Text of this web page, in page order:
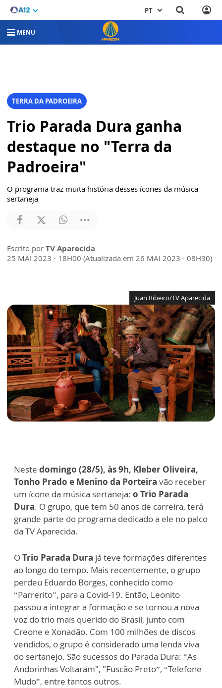
PT
MENU
TERRA DA PADROEIRA
Trio Parada Dura ganha
destaque no "Terra da
Padroeira"
O programa traz muita história desses ícones da música
sertaneja
Escrito por TV Aparecida
25 MAI 2023 - 18H00 (Atualizada em 26 MAI 2023 - 08H30)
Juan Ribeiro/TV Aparecida
Neste domingo (28/5), às 9h, Kleber Oliveira,
Tonho Prado e Menino da Porteira vão receber
um ícone da música sertaneja: o Trio Parada
Dura. O grupo, que tem 50 anos de carreira, terá
grande parte do programa dedicado a ele no palco
da TV Aparecida.
OTrio Parada Dura já teve formações diferentes
ao longo do tempo. Mais recentemente, o grupo
perdeu Eduardo Borges, conhecido como
“Parrerito”, para a Covid-19. Então, Leonito
passou a integrar a formação e se tornou a nova
voz do trio mais querido do Brasil, junto com
Creone e Xonadão. Com 100 milhões de discos
vendidos, o grupo é considerado uma lenda viva
do sertanejo. São sucessos do Parada Dura: “As
Andorinhas Voltaram", "Fuscão Preto”, “Telefone
Mudo”, entre tantos outros.